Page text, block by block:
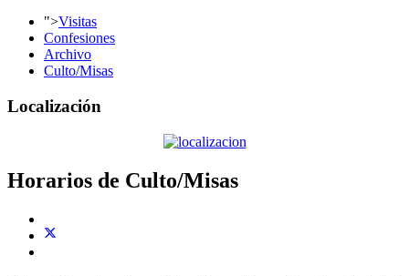
">Visitas
Confesiones
Archivo
Culto/Misas
Localización
Horarios de Culto/Misas